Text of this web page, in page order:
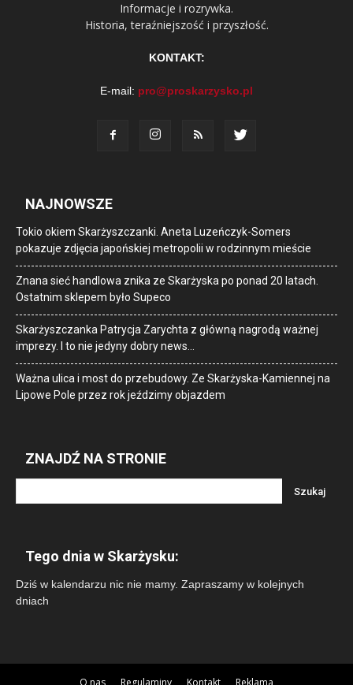
Informacje i rozrywka.
Historia, teraźniejszość i przyszłość.
KONTAKT:
E-mail: pro@proskarzysko.pl
NAJNOWSZE
Tokio okiem Skarżyszczanki. Aneta Luzeńczyk-Somers
pokazuje zdjęcia japońskiej metropolii w rodzinnym mieście
Znana sieć handlowa znika ze Skarżyska po ponad 20 latach.
Ostatnim sklepem było Supeco
Skarżyszczanka Patrycja Zarychta z główną nagrodą ważnej
imprezy. I to nie jedyny dobry news…
Ważna ulica i most do przebudowy. Ze Skarżyska-Kamiennej na
Lipowe Pole przez rok jeździmy objazdem
ZNAJDŹ NA STRONIE
Tego dnia w Skarżysku:
Dziś w kalendarzu nic nie mamy. Zapraszamy w kolejnych
dniach
O nas Regulaminy Kontakt Reklama